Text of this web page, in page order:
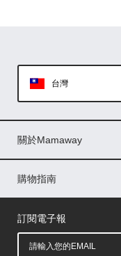
台灣
印尼
菲律賓
馬來西亞
關於Mamaway
門市據點
最新消息
品牌故事
人力招募
媒體花絮
隱私權聲明
CSR企業社會責任
購物指南
購物常見問題
退換貨問題
儲值金使用條款
購買儲值金
發票問題
會員權益
線上留言
吸乳器-免費體驗
訂閱電子報